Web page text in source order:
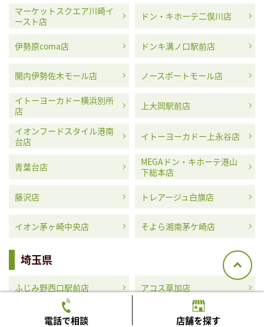
マーケットスクエア川崎イ
ースト店
ドン・キホーテ二俣川店
伊勢原coma店 ドンキ溝ノ口駅前店
関内伊勢佐木モール店 ノースポートモール店
イトーヨーカドー横浜別所
店
上大岡駅前店
イオンフードスタイル港南
台店
イトーヨーカドー上永谷店
青葉台店
MEGAドン・キホーテ港山
下総本店
藤沢店 トレアージュ白旗店
イオン茅ヶ崎中央店 そよら湘南茅ケ崎店
埼玉県
ふじみ野西口駅前店 アコス草加店
イオンタウン蕨店
MEGAドン・キホーテ浦和
電話で相談 店舗を探す